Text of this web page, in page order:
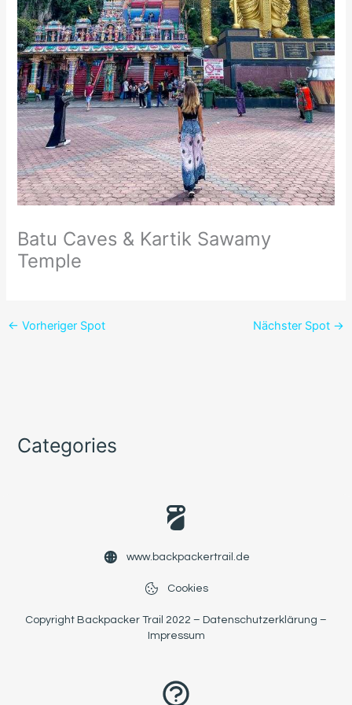
Batu Caves & Kartik Sawamy
Temple
← Vorheriger Spot Nächster Spot →
Categories
www.backpackertrail.de
Cookies
Copyright Backpacker Trail 2022 – Datenschutzerklärung –
Impressum